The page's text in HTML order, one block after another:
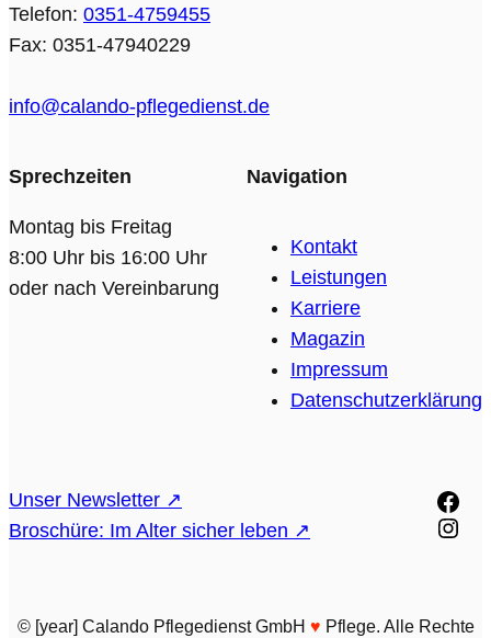
Telefon: 0351-4759455
Fax: 0351-47940229
info@calando-pflegedienst.de
Sprechzeiten
Montag bis Freitag
8:00 Uhr bis 16:00 Uhr
oder nach Vereinbarung
Navigation
Kontakt
Leistungen
Karriere
Magazin
Impressum
Datenschutzerklärung
Unser Newsletter ↗
Broschüre: Im Alter sicher leben ↗
© [year] Calando Pflegedienst GmbH ♥️ Pflege. Alle Rechte